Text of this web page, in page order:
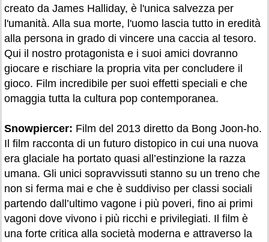
creato da James Halliday, è l'unica salvezza per
l'umanità. Alla sua morte, l'uomo lascia tutto in eredità
alla persona in grado di vincere una caccia al tesoro.
Qui il nostro protagonista e i suoi amici dovranno
giocare e rischiare la propria vita per concludere il
gioco. Film incredibile per suoi effetti speciali e che
omaggia tutta la cultura pop contemporanea.
Snowpiercer: Film del 2013 diretto da Bong Joon-ho.
Il film racconta di un futuro distopico in cui una nuova
era glaciale ha portato quasi all’estinzione la razza
umana. Gli unici sopravvissuti stanno su un treno che
non si ferma mai e che è suddiviso per classi sociali
partendo dall’ultimo vagone i più poveri, fino ai primi
vagoni dove vivono i più ricchi e privilegiati. Il film è
una forte critica alla società moderna e attraverso la